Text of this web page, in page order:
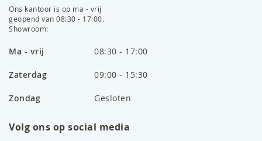
Ons kantoor is op ma - vrij
geopend van 08:30 - 17:00.
Showroom:
Ma - vrij 08:30 - 17:00
Zaterdag 09:00 - 15:30
Zondag Gesloten
Volg ons op social media